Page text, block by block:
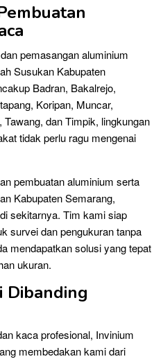
pemasangan aluminium
Susukan Kabupaten
Badran, Bakalrejo,
Koripan, Muncar,
dan Timpik, lingkungan
tidak perlu ragu mengenai
pembuatan aluminium serta
Kabupaten Semarang,
sekitarnya. Tim kami siap
survei dan pengukuran tanpa
mendapatkan solusi yang tepat
ukuran.
Dibanding
kaca profesional, Invinium
membedakan kami dari